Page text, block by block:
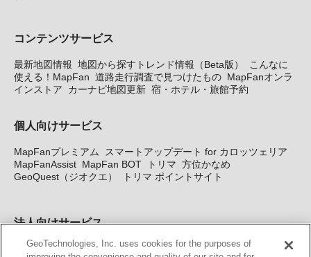
コンテンツサービス
最新地図情報 地図から探すトレンド情報（Beta版）
こんなに
使える！MapFan 道路走行調査で見つけたもの MapFanオンラ
インストア
カーナビ地図更新 宿・ホテル・旅館予約
個人向けサービス
MapFanプレミアム
スマートアップデート for カロッツェリア
MapFanAssist MapFan BOT トリマ 方位かなめ
GeoQuest（ジオクエ）
トリマ ポイントサイト
法人向けサービス
法人向け地図・位置情報サービス WEBサイト・システム向け地
GeoTechnologies, Inc. uses cookies for the purposes of